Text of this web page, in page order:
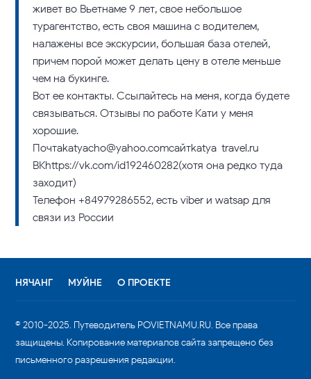
живет во Вьетнаме 9 лет, свое небольшое
турагентство, есть своя машина с водителем,
налажены все экскурсии, большая база отелей,
причем порой может делать цену в отеле меньше
чем на букинге.
Вот ее контакты. Ссылайтесь на меня, когда будете
связываться. Отзывы по работе Кати у меня
хорошие.
Почтаkatyacho@yahoo.comсайтkatya-travel.ru
ВКhttps://vk.com/id192460282(хотя она редко туда
заходит)
Телефон +84979286552, есть viber и watsap для
связи из России
НЯЧАНГ МУЙНЕ О ПРОЕКТЕ
© 2010-2025. Путеводитель POVIETNAMU.RU. Все права
защищены. Копирование материалов сайта запрещено без
письменного разрешения редакции.